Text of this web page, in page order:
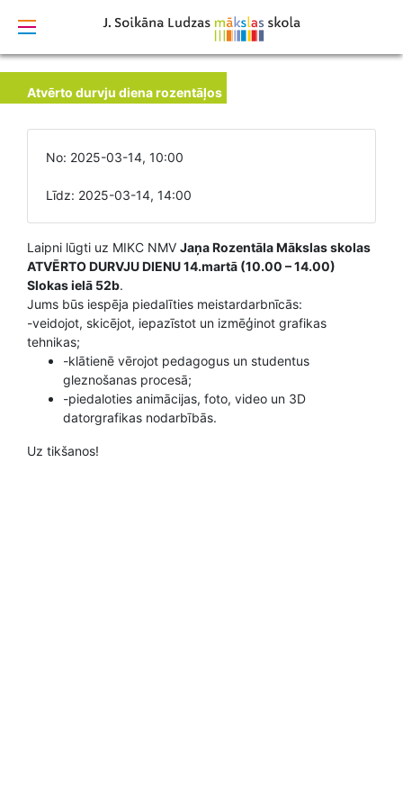
Atvērto durvju diena rozentāļos
No: 2025-03-14, 10:00
Līdz: 2025-03-14, 14:00
Laipni lūgti uz MIKC NMV Jaņa Rozentāla Mākslas skolas
ATVĒRTO DURVJU DIENU 14.martā (10.00 – 14.00)
Slokas ielā 52b.
Jums būs iespēja piedalīties meistardarbnīcās:
-veidojot, skicējot, iepazīstot un izmēģinot grafikas
tehnikas;
-klātienē vērojot pedagogus un studentus
gleznošanas procesā;
-piedaloties animācijas, foto, video un 3D
datorgrafikas nodarbībās.
Uz tikšanos!
izstrādāts